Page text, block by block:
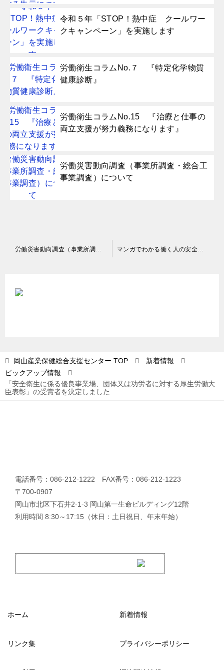
令和５年「STOP！熱中症 クールワー
クキャンペーン」を実施します
労働衛生コラムNo.７ 『特定化学物質
健康診断』
労働衛生コラムNo.15 『治療と仕事の
両立支援が努力義務になります』
労働災害動向調査（事業所調査・総合工
事業調査）について
ョ
ン
岡山産業保健総合支援センター TOP
新着情報
ピックアップ情報
「安全衛生に係る優良事業場、団体又は功労者に対する厚生労働大
臣表彰」の受賞者を決定しました
電話番号：086-212-1222 FAX番号：086-212-1223
〒700-0907
岡山市北区下石井2-1-3 岡山第一生命ビルディング12階
利用時間 8:30～17:15（休日：土日祝日、年末年始）
ホーム 新着情報
リンク集 プライバシーポリシー